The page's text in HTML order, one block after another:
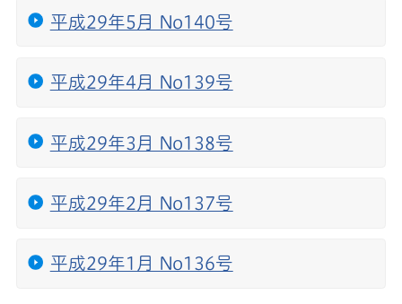
平成29年5月 No140号
平成29年4月 No139号
平成29年3月 No138号
平成29年2月 No137号
平成29年1月 No136号